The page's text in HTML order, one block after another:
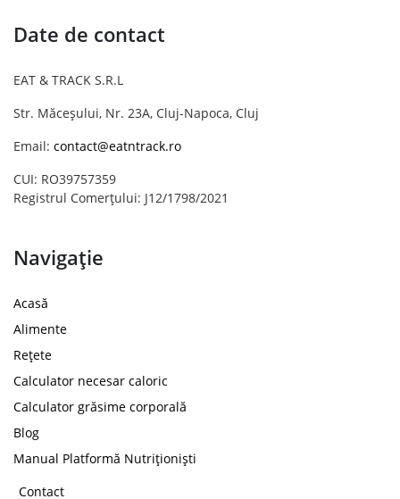
Date de contact
EAT & TRACK S.R.L
Str. Măceșului, Nr. 23A, Cluj-Napoca, Cluj
Email: contact@eatntrack.ro
CUI: RO39757359
Registrul Comerțului: J12/1798/2021
Navigație
Acasă
Alimente
Rețete
Calculator necesar caloric
Calculator grăsime corporală
Blog
Manual Platformă Nutriționiști
Contact